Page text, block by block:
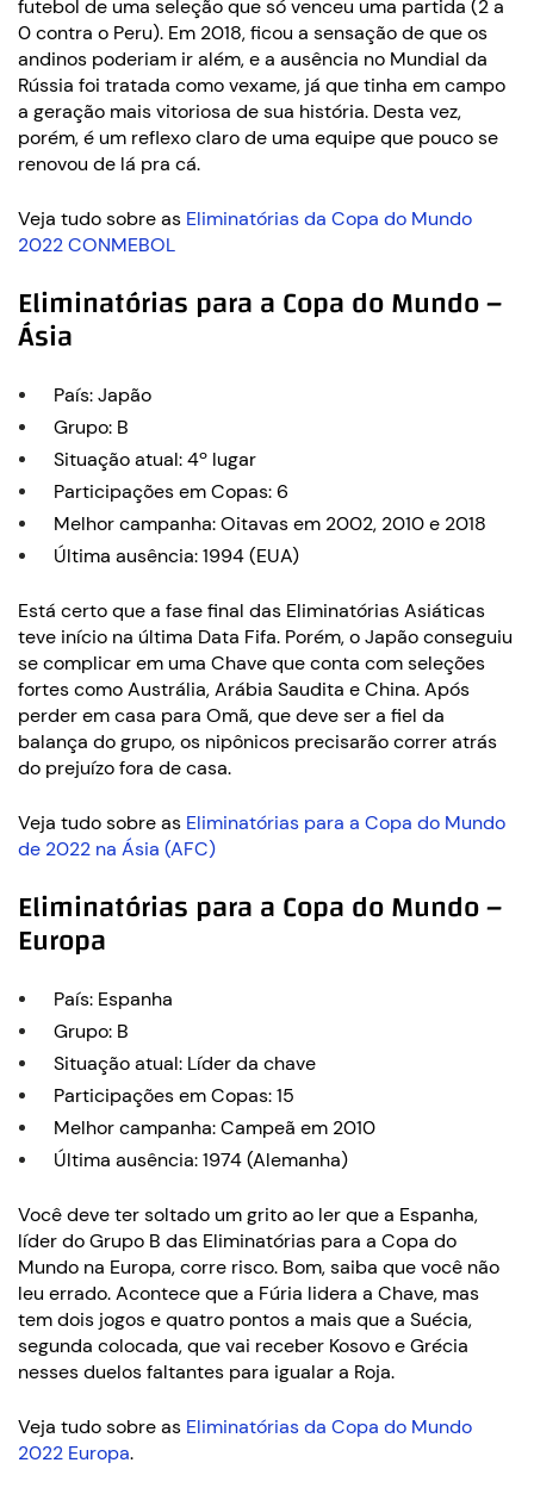
futebol de uma seleção que só venceu uma partida (2 a
0 contra o Peru). Em 2018, ficou a sensação de que os
andinos poderiam ir além, e a ausência no Mundial da
Rússia foi tratada como vexame, já que tinha em campo
a geração mais vitoriosa de sua história. Desta vez,
porém, é um reflexo claro de uma equipe que pouco se
renovou de lá pra cá.
Veja tudo sobre as Eliminatórias da Copa do Mundo
2022 CONMEBOL
Eliminatórias para a Copa do Mundo –
Ásia
País: Japão
Grupo: B
Situação atual: 4º lugar
Participações em Copas: 6
Melhor campanha: Oitavas em 2002, 2010 e 2018
Última ausência: 1994 (EUA)
Está certo que a fase final das Eliminatórias Asiáticas
teve início na última Data Fifa. Porém, o Japão conseguiu
se complicar em uma Chave que conta com seleções
fortes como Austrália, Arábia Saudita e China. Após
perder em casa para Omã, que deve ser a fiel da
balança do grupo, os nipônicos precisarão correr atrás
do prejuízo fora de casa.
Veja tudo sobre as Eliminatórias para a Copa do Mundo
de 2022 na Ásia (AFC)
Eliminatórias para a Copa do Mundo –
Europa
País: Espanha
Grupo: B
Situação atual: Líder da chave
Participações em Copas: 15
Melhor campanha: Campeã em 2010
Última ausência: 1974 (Alemanha)
Você deve ter soltado um grito ao ler que a Espanha,
líder do Grupo B das Eliminatórias para a Copa do
Mundo na Europa, corre risco. Bom, saiba que você não
leu errado. Acontece que a Fúria lidera a Chave, mas
tem dois jogos e quatro pontos a mais que a Suécia,
segunda colocada, que vai receber Kosovo e Grécia
nesses duelos faltantes para igualar a Roja.
Veja tudo sobre as Eliminatórias da Copa do Mundo
2022 Europa.